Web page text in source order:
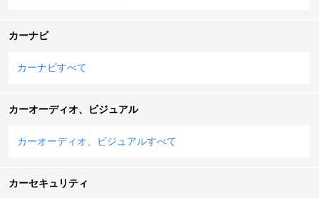
カーナビ
カーナビすべて
カーオーディオ、ビジュアル
カーオーディオ、ビジュアルすべて
カーセキュリティ